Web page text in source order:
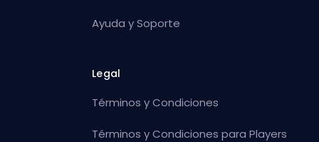
Ayuda y Soporte
Legal
Términos y Condiciones
Términos y Condiciones para Players